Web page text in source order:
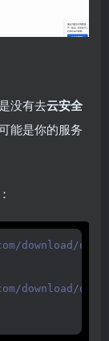
没有去云安全
能是你的服务
download/
download/